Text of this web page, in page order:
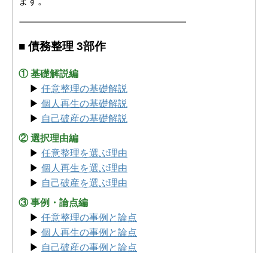
■ 債務整理 3部作
① 基礎解説編
▶ 任意整理の基礎解説
▶ 個人再生の基礎解説
▶ 自己破産の基礎解説
② 選択理由編
▶ 任意整理を選ぶ理由
▶ 個人再生を選ぶ理由
▶ 自己破産を選ぶ理由
③ 事例・論点編
▶ 任意整理の事例と論点
▶ 個人再生の事例と論点
▶ 自己破産の事例と論点